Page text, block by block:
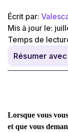
Écrit par:
Mis à jour le:
Temps de
Résumer
Lorsque vous
et que vous